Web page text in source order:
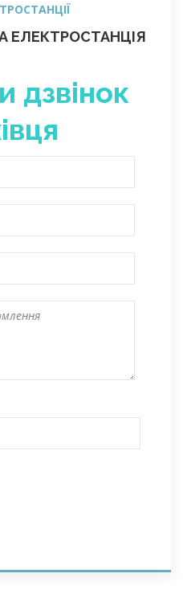
ЕЛЕКТРОСТАНЦІЯ
дзвінок